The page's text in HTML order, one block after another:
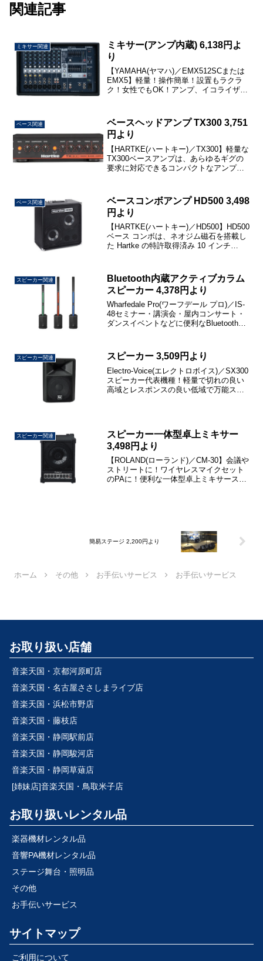
関連記事
ミキサー関連
ミキサー(アンプ内蔵) 6,138円よ
り
【YAMAHA(ヤマハ)／EMX512SCまたは
EMX5】軽量！操作簡単！設置もラクラ
ク！女性でもOK！アンプ、イコライザ
外200名程度出力：500W+500W(4...
ベース関連
ベースヘッドアンプ TX300 3,751
円より
【HARTKE(ハートキー)／TX300】軽量な
TX300ベースアンプは、あらゆるギグの
要求に対応できるコンパクトなアンプを
アルミ製シャーシに300ワットの出力を...
ベース関連
ベースコンボアンプ HD500 3,498
円より
【HARTKE(ハートキー)／HD500】HD500
ベース コンボは、ネオジム磁石を搭載し
た Hartke の特許取得済み 10 インチ
ド...
スピーカー関連
Bluetooth内蔵アクティブカラム
スピーカー 4,378円より
Wharfedale Pro(ワーフデール プロ)／IS-
48セミナー・講演会・屋内コンサート・
ダンスイベントなどに便利なBluetooth内
も高く、モバイル・パ...
スピーカー関連 スピーカー 3,509円より
Electro-Voice(エレクトロボイス)／SX300
スピーカー代表機種！軽量で切れの良い
高域とレスポンスの良い低域で万能スピ
スピーカー関連
スピーカー一体型卓上ミキサー
3,498円より
【ROLAND(ローランド)／CM-30】会議や
ストリートに！ワイヤレスマイクセット
のPAに！便利な一体型卓上ミキサースピ
簡易ステージ 2,200円より
ホーム その他 お手伝いサービス お手伝いサービス
お取り扱い店舗
音楽天国・京都河原町店
音楽天国・名古屋ささしまライブ店
音楽天国・浜松市野店
音楽天国・藤枝店
音楽天国・静岡駅前店
音楽天国・静岡駿河店
音楽天国・静岡草薙店
[姉妹店]音楽天国・鳥取米子店
お取り扱いレンタル品
楽器機材レンタル品
音響PA機材レンタル品
ステージ舞台・照明品
その他
お手伝いサービス
サイトマップ
ご利用について